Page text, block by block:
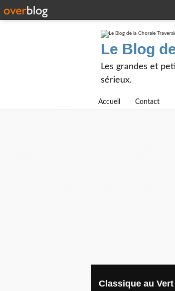
Le Blog
Les grandes et
sérieux.
Accueil Contact
Classique au Vert